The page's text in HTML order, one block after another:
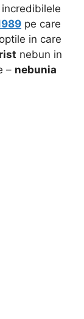
incredibilele
pe care
in care
nebun in
– nebunia